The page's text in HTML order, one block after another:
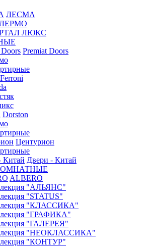
ЛЕСМА
ЛЮКС
Premiat Doors
Ferroni
Dorston
Центурион
Двери - Китай
ALBERO
"АЛЬЯНС"
"STATUS"
"КЛАССИКА"
"ГРАФИКА"
"ГАЛЕРЕЯ"
"НЕОКЛАССИКА"
"КОНТУР"